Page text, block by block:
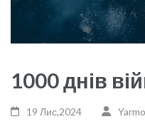
1000 днів
19 Лис,2024